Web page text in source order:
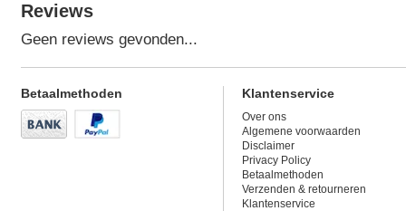
Reviews
Geen reviews gevonden...
Betaalmethoden Klantenservice
Over ons
Algemene voorwaarden
Disclaimer
Privacy Policy
Betaalmethoden
Verzenden & retourneren
Klantenservice